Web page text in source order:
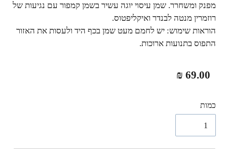
מפנק ומשחרר. שמן עיסוי יוגה עשיר בשמן קמפור עם נגיעות של
רוזמרין מנטה לבנדר ואיקליפטוס.
הוראות שימוש: יש לחמם מעט שמן בכף היד ולעסות את האזור
התפוס בתנועות ארוכות.
מחיר
69.00 ₪
כמות